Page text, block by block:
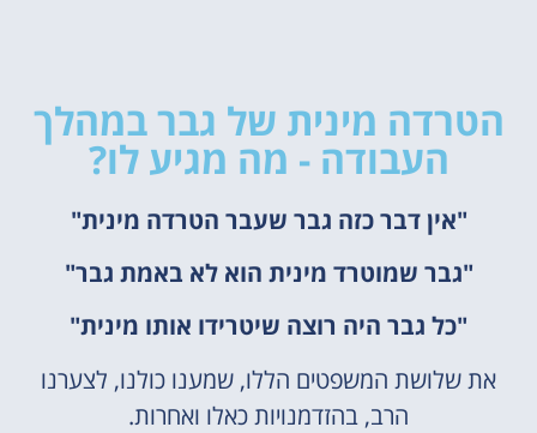
הטרדה מינית של גבר במהלך
העבודה - מה מגיע לו?
"אין דבר כזה גבר שעבר הטרדה מינית"
"גבר שמוטרד מינית הוא לא באמת גבר"
"כל גבר היה רוצה שיטרידו אותו מינית"
את שלושת המשפטים הללו, שמענו כולנו, לצערנו
הרב, בהזדמנויות כאלו ואחרות.